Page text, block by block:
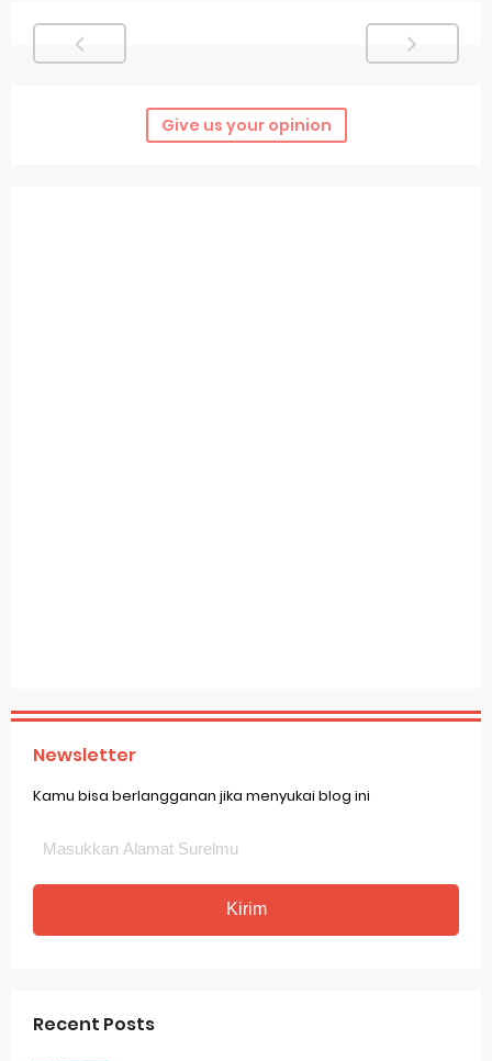
Give us your opinion
Newsletter
Kamu bisa berlangganan jika menyukai blog ini
Recent Posts